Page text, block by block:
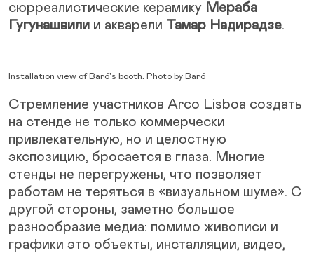
сюрреалистические керамику Мераба
Гугунашвили и акварели Тамар Надирадзе.
Installation view of Baró's booth. Photo by Baró
Стремление участников Arco Lisboa создать
на стенде не только коммерчески
привлекательную, но и целостную
экспозицию, бросается в глаза. Многие
стенды не перегружены, что позволяет
работам не теряться в «визуальном шуме». С
другой стороны, заметно большое
разнообразие медиа: помимо живописи и
графики это объекты, инсталляции, видео,